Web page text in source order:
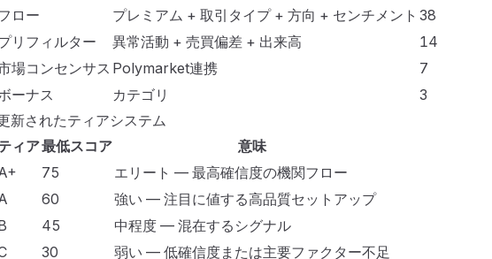
ロー
プレミアム + 取引タイプ + 方向 + センチメント 38
リフィルター
異常活動 + 売買偏差 + 出来高
14
場コンセンサス Polymarket連携
7
ーナス
カテゴリ
3
新されたティアシステム
ィア最低スコア
意味
75
エリート — 最高確信度の機関フロー
60
強い — 注目に値する高品質セットアップ
45
中程度 — 混在するシグナル
30
弱い — 低確信度または主要ファクター不足